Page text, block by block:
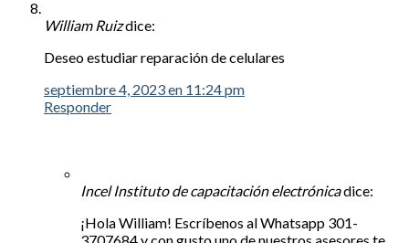
William Ruizdice:
Deseo estudiar reparación de celulares
septiembre 4, 2023 en 11:24 pm
Responder
Incel Instituto de capacitación electrónicadice:
¡Hola William! Escríbenos al Whatsapp 301-
3707684 y con gusto uno de nuestros asesores te